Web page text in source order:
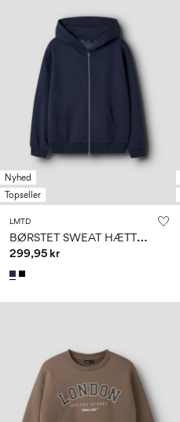
Nyhed
Topseller
LMTD
B
ØRSTET SWEAT HÆTTETRØJE MED LYNLÅS
299,95 kr